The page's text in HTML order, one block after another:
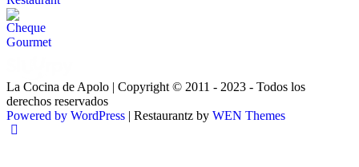
La Cocina de Apolo | Copyright © 2011 - 2023 - Todos los
derechos reservados
Powered by WordPress | Restaurantz by WEN Themes